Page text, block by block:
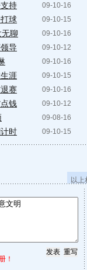
09-10-16
持
09-10-15
球
09-10-16
聊
09-10-12
导
09-10-16
09-10-15
涯
09-10-16
赛
09-10-12
钱
09-08-16
09-10-15
时
以
！